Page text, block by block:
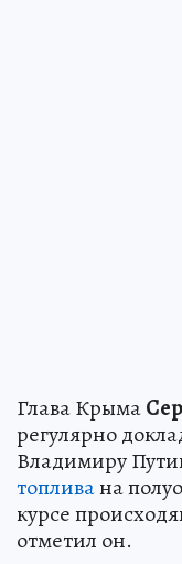
Глава Крыма
регулярно
Владимиру
топливана
курсе
отметил он.